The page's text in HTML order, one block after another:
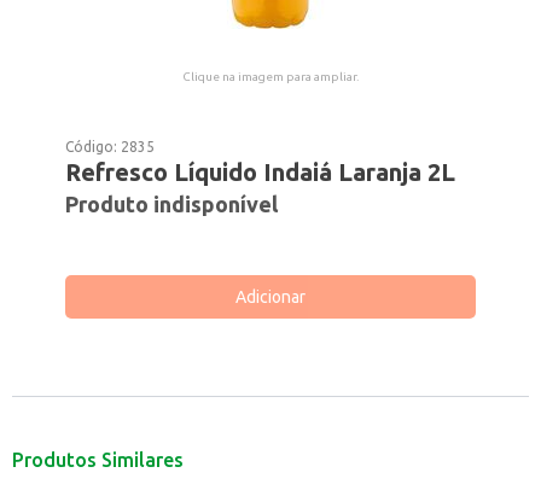
Clique na imagem para ampliar.
Código: 2835
Refresco Líquido Indaiá Laranja 2L
Produto indisponível
Adicionar
Produtos Similares